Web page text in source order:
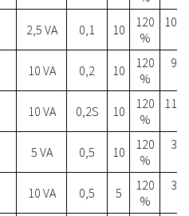
2,5 VA 0,1 10
120
%
10 VA 0,2 10
120
%
10 VA 0,2S 10
120
%
5 VA 0,5 10
120
%
10 VA 0,5 5
120
%